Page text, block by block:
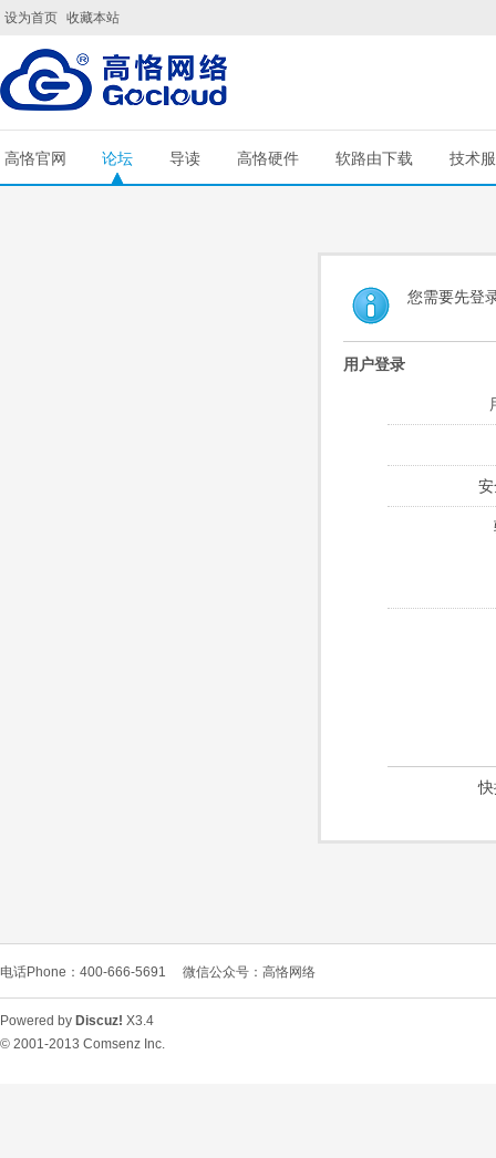
设为首页 收藏本站
高恪官网 论坛 导读 高恪硬件 软路由下载 技术
您需要先登
用户登录
电话Phone：400-666-5691 微信公众号：高恪网络
Powered by Discuz! X3.4
© 2001-2013 Comsenz Inc.